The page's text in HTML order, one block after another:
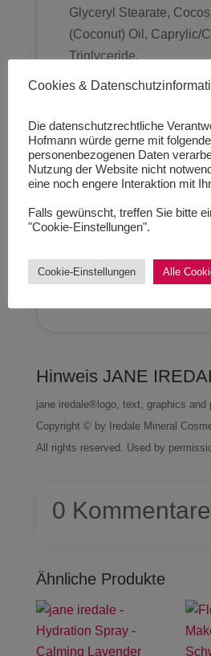
Glyceryl Stearate,
(Coconut) Oil, Caprylic/
Triglyceride,
Acryloyldimethyl
Propanediol,
Squalane, 1,2-
Polysorbate 60,
Acid, Sodium
Ethylenediamine
Oxide, Mica, Titanium
Hinweis JANE
jane iredale®logo, text, graphics and
Copyright © by Iredale Mineral
All rights reserved. Used by
0 Kommentare
Ähnliche Produkte
Cookies &
Die datenschutzrechtliche
Hofmann würde gerne mit
personenbezogenen Daten
Nutzung der Website nicht
eine noch engere Interaktion mit
Falls gewünscht, treffen Sie bitte
"Cookie-Einstellungen".
Cookie-Einstellungen Alle